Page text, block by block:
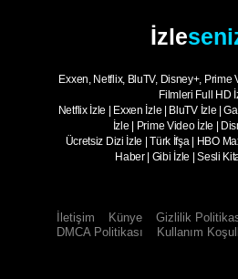
İzle
Exxen, Netflix, BluTV, Disney+, Prime
Filmleri Full HD
Netflix İzle | Exxen İzle | BluTV İzle |
İzle | Prime Video İzle |
Ücretsiz Dizi İzle |Türk İfşa | HBO
Haber| Gibi İzle |Sesli
İletişim Künye
Gizlilik
DMCA Politikası
Kullanım